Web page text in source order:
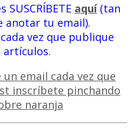
aquí(tan
anotar tu email).
vez que publique
artículos.